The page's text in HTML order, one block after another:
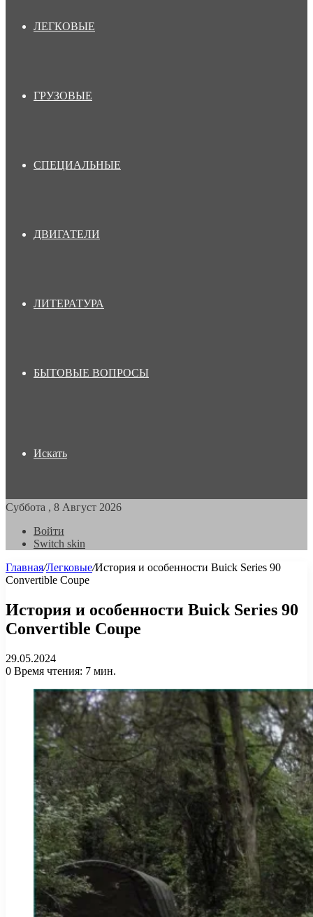
ЛЕГКОВЫЕ
ГРУЗОВЫЕ
СПЕЦИАЛЬНЫЕ
ДВИГАТЕЛИ
ЛИТЕРАТУРА
БЫТОВЫЕ ВОПРОСЫ
Искать
Суббота , 8 Август 2026
Войти
Switch skin
Главная/Легковые/История и особенности Buick Series 90
Convertible Coupe
История и особенности Buick Series 90
Convertible Coupe
29.05.2024
0 Время чтения: 7 мин.